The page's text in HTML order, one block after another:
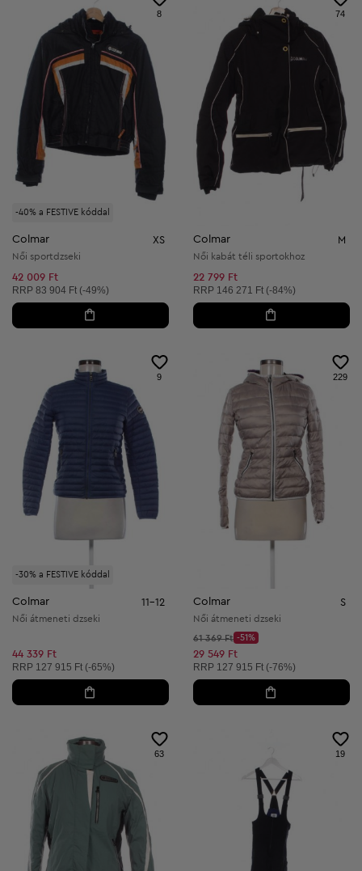
-40% a FESTIVE kóddal
8
Colmar XS
Női sportdzseki
42 009 Ft
Ajánlott ár:
RRP 83 904 Ft (-49%)
74
Colmar M
Női kabát téli sportokhoz
22 799 Ft
Ajánlott ár:
RRP 146 271 Ft (-84%)
-30% a FESTIVE kóddal
9
Colmar 11-12
Női átmeneti dzseki
44 339 Ft
Ajánlott ár:
RRP 127 915 Ft (-65%)
229
Colmar S
Női átmeneti dzseki
Kezdő ár:
61 369 Ft
Discount Price:
-51%
Csökkentett ár:
29 549 Ft
Ajánlott ár:
RRP 127 915 Ft (-76%)
63 19